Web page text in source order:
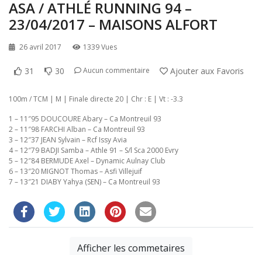
l’article
ASA / ATHLÉ RUNNING 94 –
23/04/2017 – MAISONS ALFORT
26 avril 2017 1339 Vues
31 30 Aucun commentaire Ajouter aux Favoris
100m / TCM | M | Finale directe 20 | Chr : E | Vt : -3.3
1 – 11″95 DOUCOURE Abary – Ca Montreuil 93
2 – 11″98 FARCHI Alban – Ca Montreuil 93
3 – 12″37 JEAN Sylvain – Rcf Issy Avia
4 – 12″79 BADJI Samba – Athle 91 – S/l Sca 2000 Evry
5 – 12″84 BERMUDE Axel – Dynamic Aulnay Club
6 – 13″20 MIGNOT Thomas – Asfi Villejuif
7 – 13″21 DIABY Yahya (SEN) – Ca Montreuil 93
Afficher les commetaires